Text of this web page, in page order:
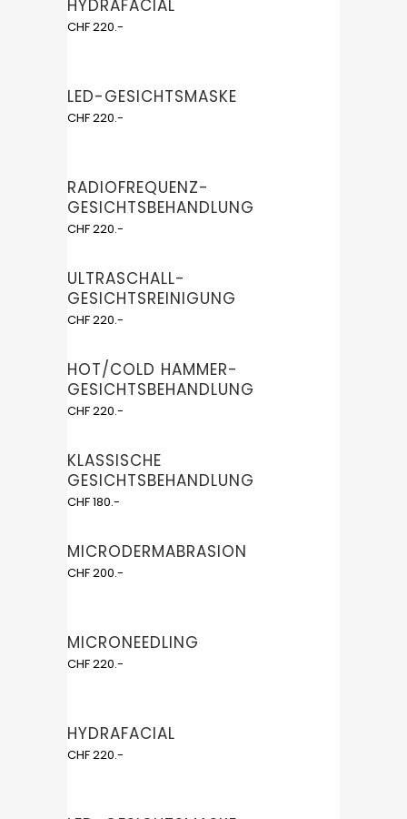
HYDRAFACIAL
CHF 220.-
LED-GESICHTSMASKE
CHF 220.-
RADIOFREQUENZ-
GESICHTSBEHANDLUNG
CHF 220.-
ULTRASCHALL-
GESICHTSREINIGUNG
CHF 220.-
HOT/COLD HAMMER-
GESICHTSBEHANDLUNG
CHF 220.-
KLASSISCHE
GESICHTSBEHANDLUNG
CHF 180.-
MICRODERMABRASION
CHF 200.-
MICRONEEDLING
CHF 220.-
HYDRAFACIAL
CHF 220.-